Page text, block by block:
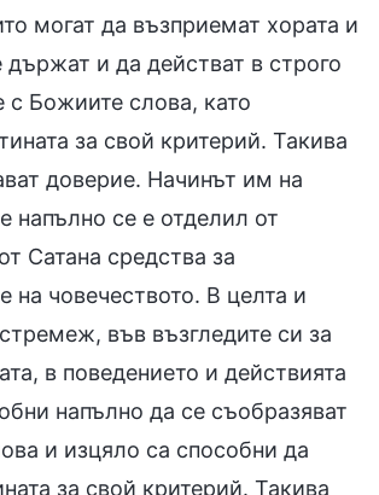
могат да възприемат хората и
държат и да действат в строго
с Божиите слова, като
за свой критерий. Такива
доверие. Начинът им на
напълно се е отделил от
Сатана средства за
на човечеството. В целта и
във възгледите си за
в поведението и действията
напълно да се съобразяват
и изцяло са способни да
за свой критерий. Такива